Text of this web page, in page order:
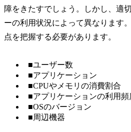
障をきたすでしょう。しかし、適
ーの利用状況によって異なります
点を把握する必要があります。
■ユーザー数
■アプリケーション
■CPUやメモリの消費割合
■アプリケーションの利用頻
■OSのバージョン
■周辺機器